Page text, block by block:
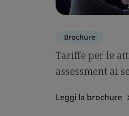
Brochure
Tariffe per le
assessment ai
Leggi la brochure